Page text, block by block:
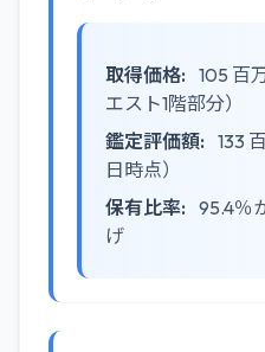
取得価格: 105 百
エスト1階部分）
鑑定評価額: 133
日時点）
保有比率: 95.4％
げ